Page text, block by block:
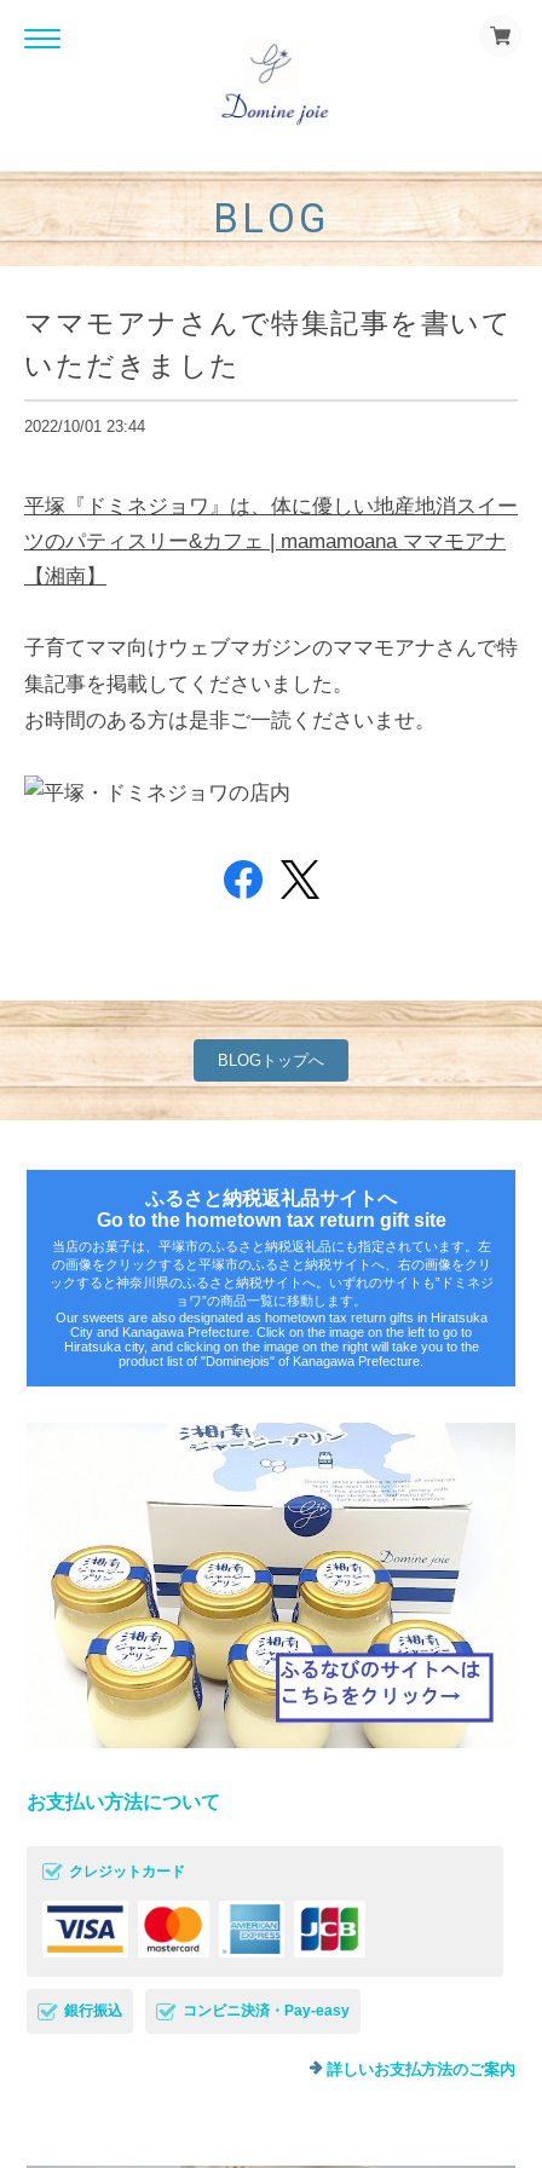
BLOG
ママモアナさんで特集記事を書いて
いただきました
2022/10/01 23:44
平塚『ドミネジョワ』は、体に優しい地産地消スイー
ツのパティスリー&カフェ | mamamoana ママモアナ
【湘南】
子育てママ向けウェブマガジンのママモアナさんで特
集記事を掲載してくださいました。
お時間のある方は是非ご一読くださいませ。
BLOGトップへ
ふるさと納税返礼品サイトへ
Go to the hometown tax return gift site
当店のお菓子は、平塚市のふるさと納税返礼品にも指定されています。左
の画像をクリックすると平塚市のふるさと納税サイトへ、右の画像をクリ
ックすると神奈川県のふるさと納税サイトへ。いずれのサイトも‟ドミネジ
ョワ”の商品一覧に移動します。
Our sweets are also designated as hometown tax return gifts in Hiratsuka
City and Kanagawa Prefecture. Click on the image on the left to go to
Hiratsuka city, and clicking on the image on the right will take you to the
product list of "Dominejois" of Kanagawa Prefecture.
お支払い方法について
クレジットカード
銀行振込 コンビニ決済・Pay-easy
詳しいお支払方法のご案内